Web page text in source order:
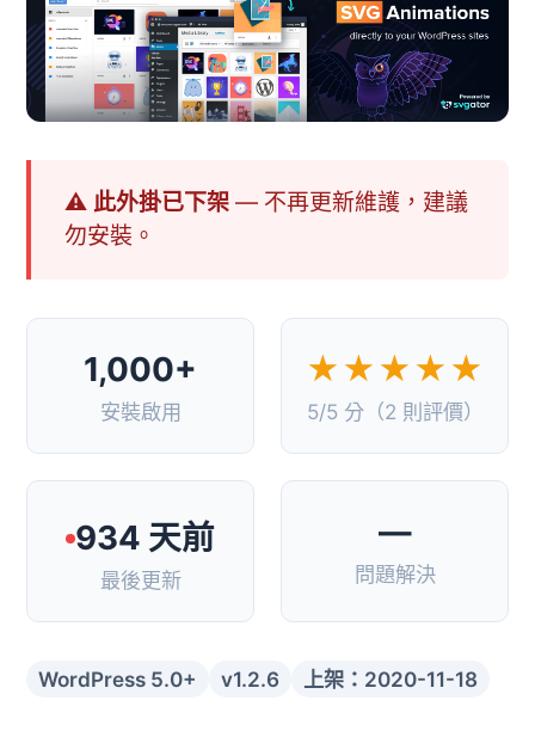
⚠ 此外掛已下架— 不再更新維護，建議
勿安裝。
1,000+
安裝啟用
★★★★★
5/5 分（2 則評價）
934 天前
最後更新
—
問題解決
WordPress 5.0+ v1.2.6 上架：2020-11-18